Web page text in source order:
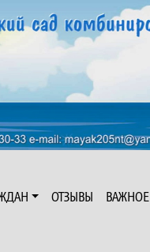
ОТЗЫВЫ
ВАЖНОЕ